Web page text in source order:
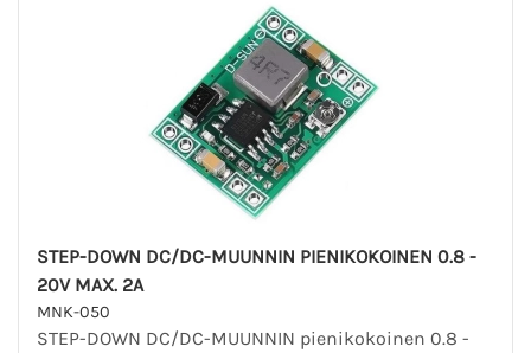
STEP-DOWN DC/DC-MUUNNIN PIENIKOKOINEN 0.8 -
20V MAX. 2A
MNK-050
STEP-DOWN DC/DC-MUUNNIN pienikokoinen 0.8 -